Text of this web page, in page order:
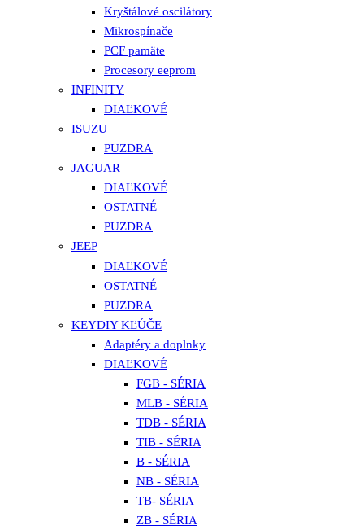
Kryštálové oscilátory
Mikrospínače
PCF pamäte
Procesory eeprom
INFINITY
DIAĽKOVÉ
ISUZU
PUZDRA
JAGUAR
DIAĽKOVÉ
OSTATNÉ
PUZDRA
JEEP
DIAĽKOVÉ
OSTATNÉ
PUZDRA
KEYDIY KĽÚČE
Adaptéry a doplnky
DIAĽKOVÉ
FGB - SÉRIA
MLB - SÉRIA
TDB - SÉRIA
TIB - SÉRIA
B - SÉRIA
NB - SÉRIA
TB- SÉRIA
ZB - SÉRIA